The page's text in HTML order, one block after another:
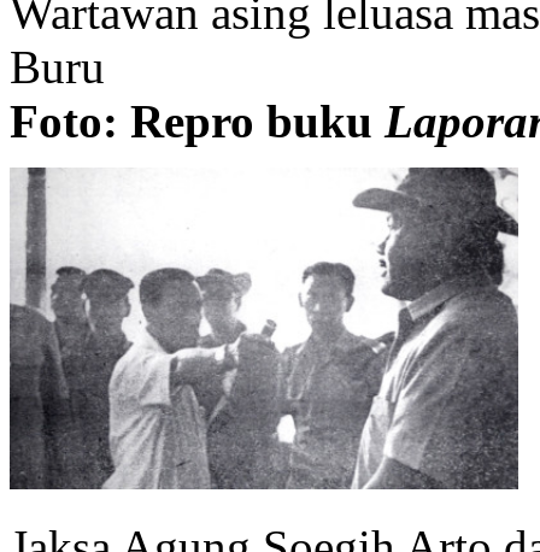
Wartawan asing leluasa
Buru
Foto: Repro buku